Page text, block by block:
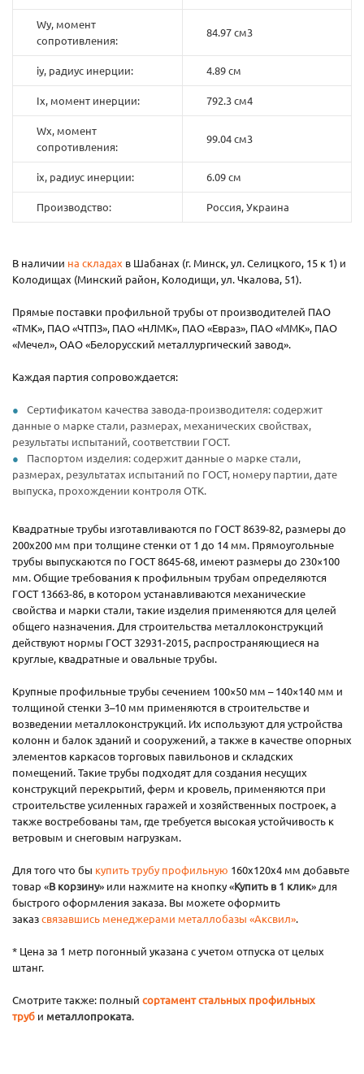
Wy, момент
сопротивления:
84.97 см3
iy, радиус инерции: 4.89 см
Ix, момент инерции: 792.3 см4
Wx, момент
сопротивления:
99.04 см3
ix, радиус инерции: 6.09 см
Производство: Россия, Украина
В наличии на складах в Шабанах (г. Минск, ул. Селицкого, 15 к 1) и
Колодищах (Минский район, Колодищи, ул. Чкалова, 51).
Прямые поставки профильной трубы от производителей ПАО
«ТМК», ПАО «ЧТПЗ», ПАО «НЛМК», ПАО «Евраз», ПАО «ММК», ПАО
«Мечел», ОАО «Белорусский металлургический завод».
Каждая партия сопровождается:
Сертификатом качества завода-производителя: содержит
данные о марке стали, размерах, механических свойствах,
результаты испытаний, соответствии ГОСТ.
Паспортом изделия: содержит данные о марке стали,
размерах, результатах испытаний по ГОСТ, номеру партии, дате
выпуска, прохождении контроля ОТК.
Квадратные трубы изготавливаются по ГОСТ 8639-82, размеры до
200х200 мм при толщине стенки от 1 до 14 мм. Прямоугольные
трубы выпускаются по ГОСТ 8645-68, имеют размеры до 230×100
мм. Общие требования к профильным трубам определяются
ГОСТ 13663-86, в котором устанавливаются механические
свойства и марки стали, такие изделия применяются для целей
общего назначения. Для строительства металлоконструкций
действуют нормы ГОСТ 32931-2015, распространяющиеся на
круглые, квадратные и овальные трубы.
Крупные профильные трубы сечением 100×50 мм – 140×140 мм и
толщиной стенки 3–10 мм применяются в строительстве и
возведении металлоконструкций. Их используют для устройства
колонн и балок зданий и сооружений, а также в качестве опорных
элементов каркасов торговых павильонов и складских
помещений. Такие трубы подходят для создания несущих
конструкций перекрытий, ферм и кровель, применяются при
строительстве усиленных гаражей и хозяйственных построек, а
также востребованы там, где требуется высокая устойчивость к
ветровым и снеговым нагрузкам.
Для того что бы купить трубу профильную 160х120х4 мм добавьте
товар «В корзину» или нажмите на кнопку «Купить в 1 клик» для
быстрого оформления заказа. Вы можете оформить
заказсвязавшись менеджерами металлобазы «Аксвил».
* Цена за 1 метр погонный указана с учетом отпуска от целых
штанг.
Смотрите также: полный сортамент стальных профильных
труб и металлопроката.